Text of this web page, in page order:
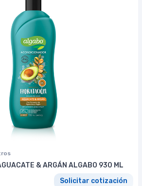
& ARGÁN ALGABO 930 ML
Solicitar cotización